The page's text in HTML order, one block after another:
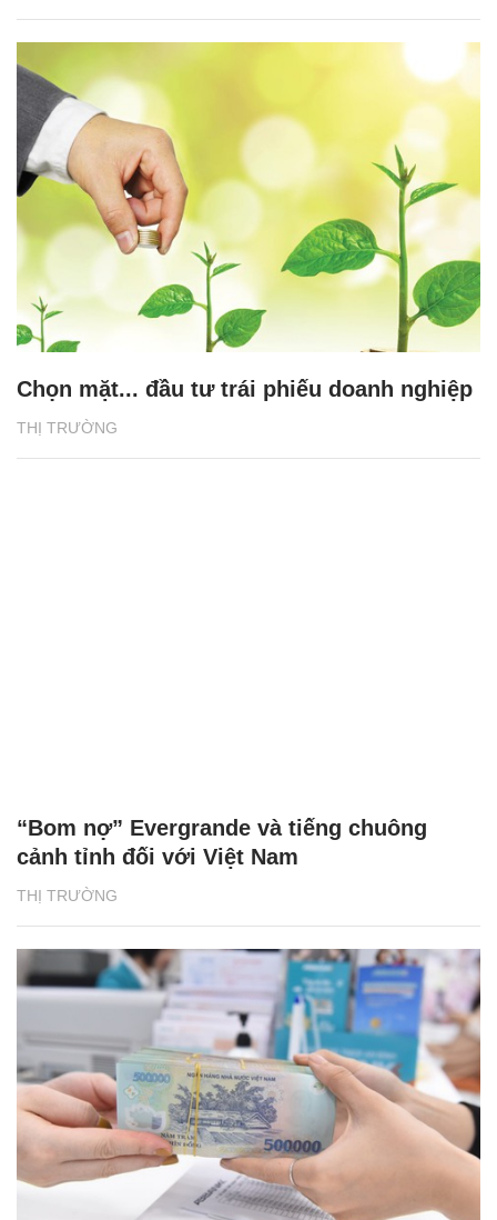
THỊ TRƯỜNG
Chọn mặt... đầu tư trái phiếu doanh nghiệp
THỊ TRƯỜNG
“Bom nợ” Evergrande và tiếng chuông
cảnh tỉnh đối với Việt Nam